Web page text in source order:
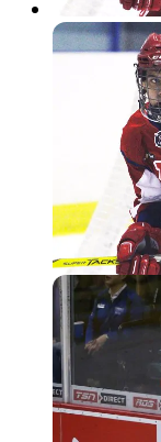
Григорий
молодёжного
18-летний